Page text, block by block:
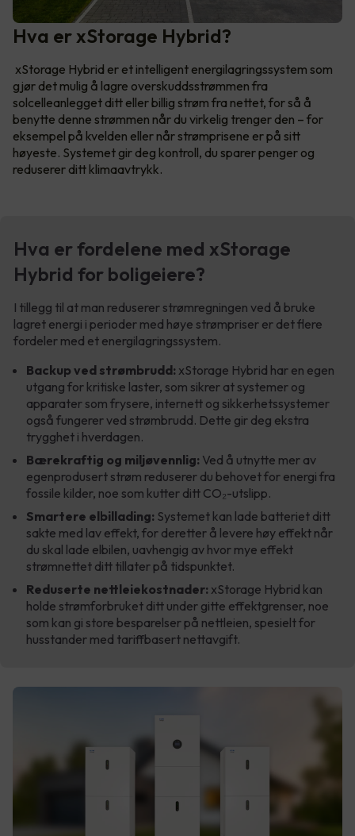
Hva er xStorage Hybrid?
xStorage Hybrid er et intelligent energilagringssystem som
gjør det mulig å lagre overskuddsstrømmen fra
solcelleanlegget ditt eller billig strøm fra nettet, for så å
benytte denne strømmen når du virkelig trenger den – for
eksempel på kvelden eller når strømprisene er på sitt
høyeste. Systemet gir deg kontroll, du sparer penger og
reduserer ditt klimaavtrykk.
Hva er fordelene med xStorage
Hybrid for boligeiere?
I tillegg til at man reduserer strømregningen ved å bruke
lagret energi i perioder med høye strømpriser er det flere
fordeler med et energilagringssystem.
Backup ved strømbrudd: xStorage Hybrid har en egen
utgang for kritiske laster, som sikrer at systemer og
apparater som frysere, internett og sikkerhetssystemer
også fungerer ved strømbrudd. Dette gir deg ekstra
trygghet i hverdagen.
Bærekraftig og miljøvennlig: Ved å utnytte mer av
egenprodusert strøm reduserer du behovet for energi fra
fossile kilder, noe som kutter ditt CO₂-utslipp.
Smartere elbillading: Systemet kan lade batteriet ditt
sakte med lav effekt, for deretter å levere høy effekt når
du skal lade elbilen, uavhengig av hvor mye effekt
strømnettet ditt tillater på tidspunktet.
Reduserte nettleiekostnader: xStorage Hybrid kan
holde strømforbruket ditt under gitte effektgrenser, noe
som kan gi store besparelser på nettleien, spesielt for
husstander med tariffbasert nettavgift.